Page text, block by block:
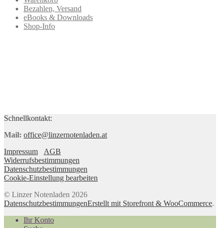
Bezahlen, Versand
eBooks & Downloads
Shop-Info
Schnellkontakt:
Mail: office@linzernotenladen.at
Impressum
AGB
Widerrufsbestimmungen
Datenschutzbestimmungen
Cookie-Einstellung bearbeiten
© Linzer Notenladen 2026
DatenschutzbestimmungenErstellt mit Storefront & WooCommerce.
Ihr Konto